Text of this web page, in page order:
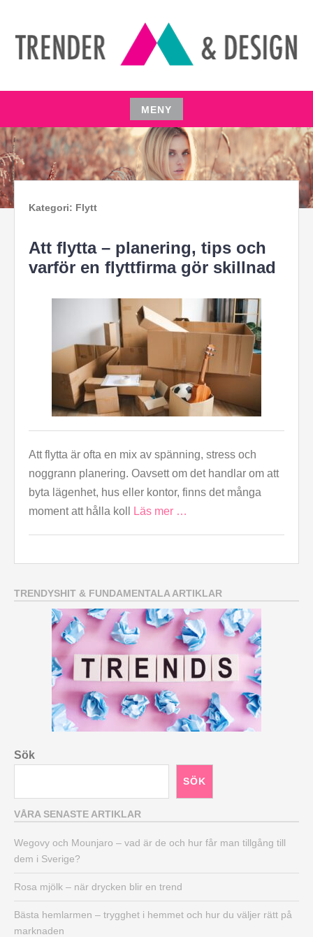
innehåll
TRENDER & FUNDAMENT
MENY
Hoppa
till
innehåll
Kategori: Flytt
Att flytta – planering, tips och
varför en flyttfirma gör skillnad
Att flytta är ofta en mix av spänning, stress och
noggrann planering. Oavsett om det handlar om att
byta lägenhet, hus eller kontor, finns det många
moment att hålla koll
Läs mer …
TRENDYSHIT & FUNDAMENTALA ARTIKLAR
Sök
SÖK
VÅRA SENASTE ARTIKLAR
Wegovy och Mounjaro – vad är de och hur får man tillgång till
dem i Sverige?
Rosa mjölk – när drycken blir en trend
Bästa hemlarmen – trygghet i hemmet och hur du väljer rätt på
marknaden